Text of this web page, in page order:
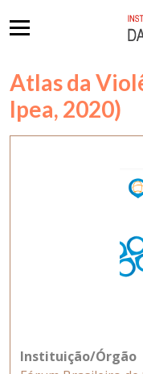
Atlas da
Ipea, 2020)
Instituição/Órgão